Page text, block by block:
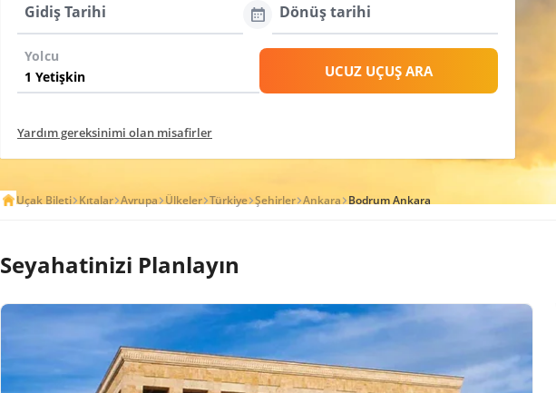
Gidiş Tarihi Dönüş tarihi
Yolcu
UCUZ UÇUŞ ARA
Yardım gereksinimi olan misafirler
Uçak Bileti Kıtalar Avrupa Ülkeler Türkiye Şehirler Ankara Bodrum Ankara
Seyahatinizi Planlayın